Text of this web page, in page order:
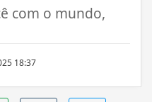
com o mundo,
18:37